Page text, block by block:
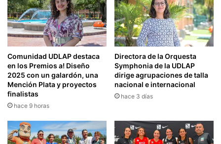
Comunidad UDLAP destaca
en los Premios a! Diseño
2025 con un galardón, una
Mención Plata y proyectos
finalistas
hace 9 horas
Directora de la Orquesta
Symphonia de la UDLAP
dirige agrupaciones de talla
nacional e internacional
hace 3 días